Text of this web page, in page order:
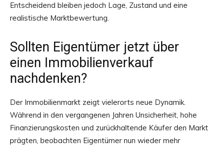
Entscheidend bleiben jedoch Lage, Zustand und eine
realistische Marktbewertung.
Sollten Eigentümer jetzt über
einen Immobilienverkauf
nachdenken?
Der Immobilienmarkt zeigt vielerorts neue Dynamik.
Während in den vergangenen Jahren Unsicherheit, hohe
Finanzierungskosten und zurückhaltende Käufer den Markt
prägten, beobachten Eigentümer nun wieder mehr